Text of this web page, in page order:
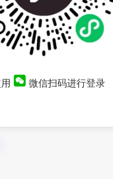
微信扫码进行登录